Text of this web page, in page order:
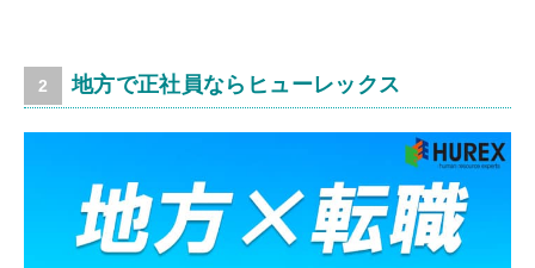
地方で正社員ならヒューレックス